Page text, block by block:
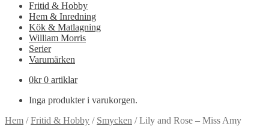
Fritid & Hobby
Hem & Inredning
Kök & Matlagning
William Morris
Serier
Varumärken
0kr 0 artiklar
Inga produkter i varukorgen.
Hem /Fritid & Hobby / Smycken /Lily and Rose – Miss Amy